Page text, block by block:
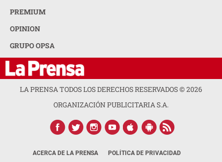
PREMIUM
OPINION
GRUPO OPSA
LA PRENSA TODOS LOS DERECHOS RESERVADOS ©2026
ORGANIZACIÓN PUBLICITARIA S.A.
ACERCA DE LA PRENSA POLÍTICA DE PRIVACIDAD